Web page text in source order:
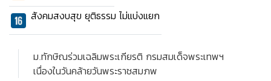
สังคมสงบสุข ยุติธรรม ไม่แบ่งแยก
ม.ทักษิณร่วมเฉลิมพระเกียรติ กรมสมเด็จพระเทพฯ
เนื่องในวันคล้ายวันพระราชสมภพ